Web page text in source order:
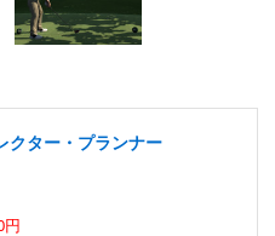
クター・プランナー
円